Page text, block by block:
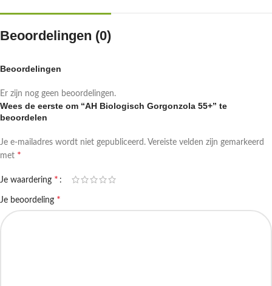
Beoordelingen (0)
Beoordelingen
Er zijn nog geen beoordelingen.
Wees de eerste om “AH Biologisch Gorgonzola 55+” te
beoordelen
Je e-mailadres wordt niet gepubliceerd. Vereiste velden zijn gemarkeerd
met *
Je waardering *
Je beoordeling *